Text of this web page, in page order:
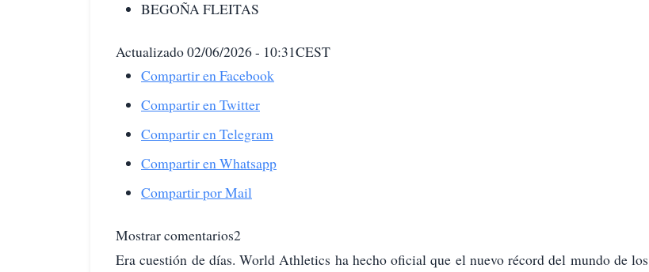
BEGOÑA FLEITAS
Actualizado 02/06/2026 - 10:31CEST
Compartir en Facebook
Compartir en Twitter
Compartir en Telegram
Compartir en Whatsapp
Compartir por Mail
Mostrar comentarios2
Era cuestión de días. World Athletics ha hecho oficial que el nuevo récord del mundo de los